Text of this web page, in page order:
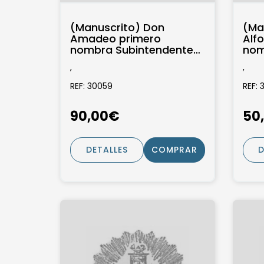
(Manuscrito) Don
Amadeo primero
nombra Subintendente
consideración de
Coronel del Ejército...
,
REF: 30059
90,00€
DETALLES COMPRAR
,
REF: